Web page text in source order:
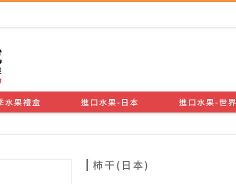
水果禮盒 進口水果-日本 進口水果-世界
柿干(日本)